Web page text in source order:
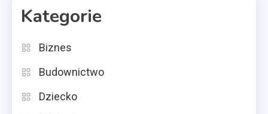
Kategorie
Biznes
Budownictwo
Dziecko